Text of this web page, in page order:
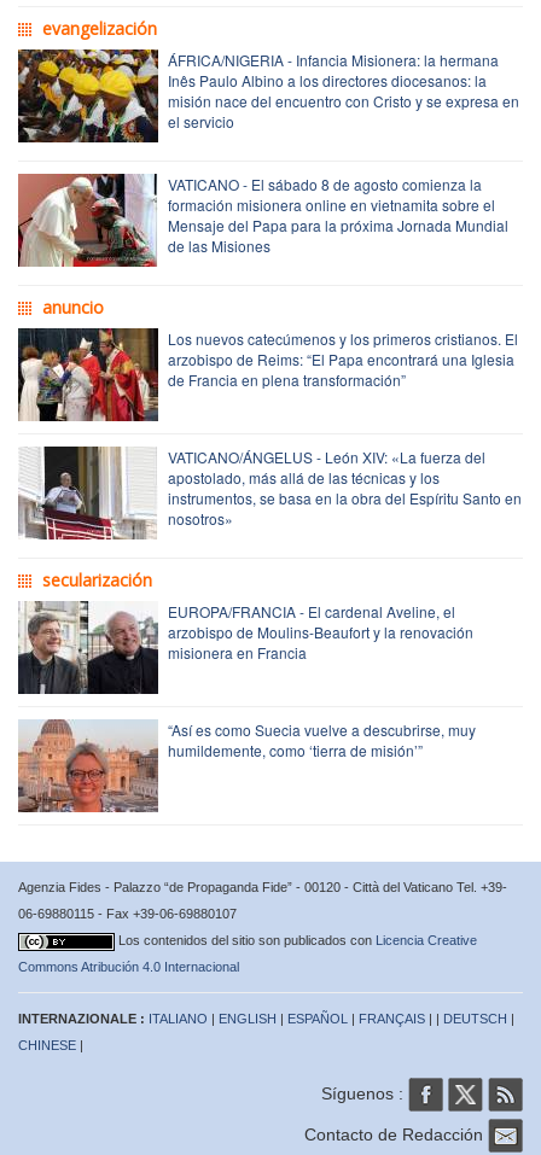
evangelización
ÁFRICA/NIGERIA - Infancia Misionera: la hermana
Inês Paulo Albino a los directores diocesanos: la
misión nace del encuentro con Cristo y se expresa en
el servicio
VATICANO - El sábado 8 de agosto comienza la
formación misionera online en vietnamita sobre el
Mensaje del Papa para la próxima Jornada Mundial
de las Misiones
anuncio
Los nuevos catecúmenos y los primeros cristianos. El
arzobispo de Reims: “El Papa encontrará una Iglesia
de Francia en plena transformación”
VATICANO/ÁNGELUS - León XIV: «La fuerza del
apostolado, más allá de las técnicas y los
instrumentos, se basa en la obra del Espíritu Santo en
nosotros»
secularización
EUROPA/FRANCIA - El cardenal Aveline, el
arzobispo de Moulins-Beaufort y la renovación
misionera en Francia
“Así es como Suecia vuelve a descubrirse, muy
humildemente, como ‘tierra de misión’”
Agenzia Fides - Palazzo “de Propaganda Fide” - 00120 - Città del Vaticano Tel. +39-
06-69880115 - Fax +39-06-69880107
Los contenidos del sitio son publicados con Licencia Creative
Commons Atribución 4.0 Internacional
INTERNAZIONALE : ITALIANO | ENGLISH | ESPAÑOL | FRANÇAIS | | DEUTSCH |
CHINESE |
Síguenos :
Contacto de Redacción